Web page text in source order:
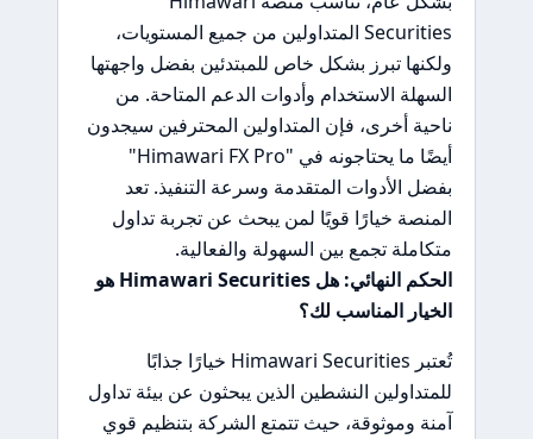
Securities المتداولين من جميع المستويات،
ولكنها تبرز بشكل خاص للمبتدئين بفضل واجهتها
السهلة الاستخدام وأدوات الدعم المتاحة. من
ناحية أخرى، فإن المتداولين المحترفين سيجدون
أيضًا ما يحتاجونه في "Himawari FX Pro"
بفضل الأدوات المتقدمة وسرعة التنفيذ. تعد
المنصة خيارًا قويًا لمن يبحث عن تجربة تداول
متكاملة تجمع بين السهولة والفعالية.
الحكم النهائي: هل Himawari Securities هو
الخيار المناسب لك؟
تُعتبر Himawari Securities خيارًا جذابًا
للمتداولين النشطين الذين يبحثون عن بيئة تداول
آمنة وموثوقة، حيث تتمتع الشركة بتنظيم قوي